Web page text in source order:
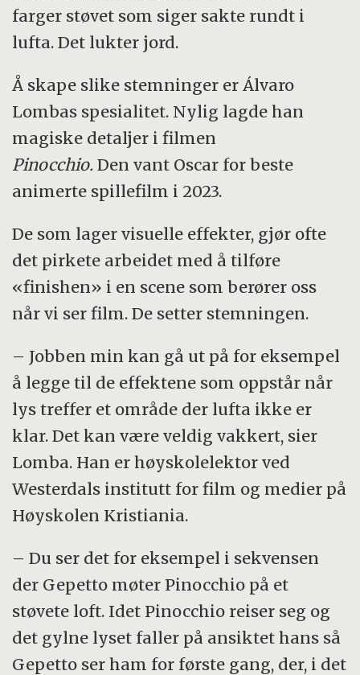
farger støvet som siger sakte rundt i
lufta. Det lukter jord.
Å skape slike stemninger er Álvaro
Lombas spesialitet. Nylig lagde han
magiske detaljer i filmen
Pinocchio.Den vant Oscar for beste
animerte spillefilm i 2023.
De som lager visuelle effekter, gjør ofte
det pirkete arbeidet med å tilføre
«finishen» i en scene som berører oss
når vi ser film. De setter stemningen.
– Jobben min kan gå ut på for eksempel
å legge til de effektene som oppstår når
lys treffer et område der lufta ikke er
klar. Det kan være veldig vakkert, sier
Lomba. Han er høyskolelektor ved
Westerdals institutt for film og medier på
Høyskolen Kristiania.
– Du ser det for eksempel i sekvensen
der Gepetto møter Pinocchio på et
støvete loft. Idet Pinocchio reiser seg og
det gylne lyset faller på ansiktet hans så
Gepetto ser ham for første gang, der, i det